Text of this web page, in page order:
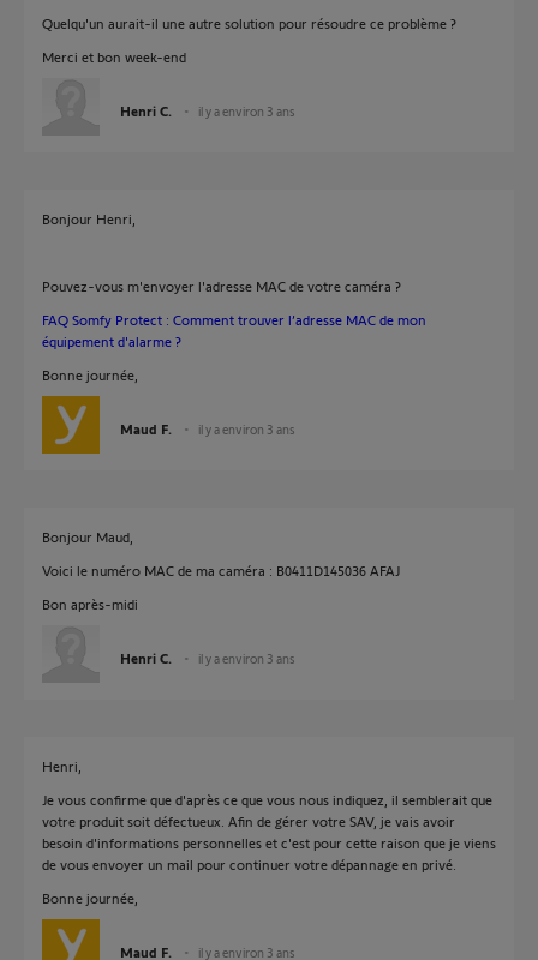
Quelqu'un aurait-il une autre solution pour résoudre ce problème ?
Merci et bon week-end
Henri C. il y a environ 3 ans
Bonjour Henri,
Pouvez-vous m'envoyer l'adresse MAC de votre caméra ?
FAQ Somfy Protect : Comment trouver l’adresse MAC de mon
équipement d'alarme ?
Bonne journée,
Maud F. il y a environ 3 ans
Bonjour Maud,
Voici le numéro MAC de ma caméra : B0411D145036 AFAJ
Bon après-midi
Henri C. il y a environ 3 ans
Henri,
Je vous confirme que d'après ce que vous nous indiquez, il semblerait que
votre produit soit défectueux. Afin de gérer votre SAV, je vais avoir
besoin d'informations personnelles et c'est pour cette raison que je viens
de vous envoyer un mail pour continuer votre dépannage en privé.
Bonne journée,
Maud F. il y a environ 3 ans